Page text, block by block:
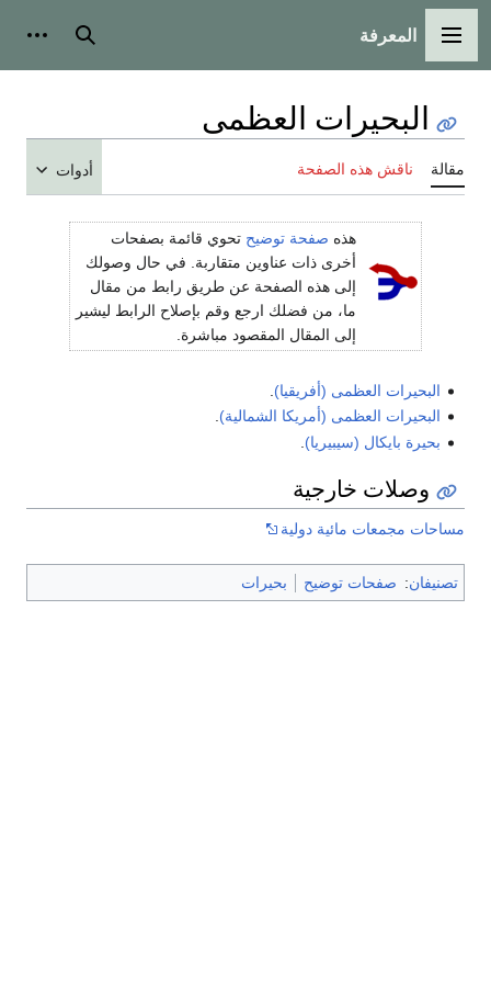
القائمة الرئيسية
المعرفة بحث
البحيرات العظمى
مقالة ناقش هذه الصفحة أدوات
هذه صفحة توضيح تحوي قائمة بصفحات
أخرى ذات عناوين متقاربة. في حال وصولك
إلى هذه الصفحة عن طريق رابط من مقال
ما، من فضلك ارجع وقم بإصلاح الرابط ليشير
إلى المقال المقصود مباشرة.
البحيرات العظمى (أفريقيا)
البحيرات العظمى (أمريكا الشمالية).
بحيرة بايكال (سيبيريا)
وصلات خارجية
مساحات مجمعات مائية دولية
تصنيفان: صفحات توضيح بحيرات